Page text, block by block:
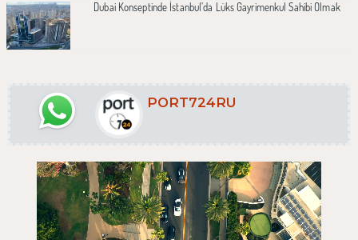
Dubai Konseptinde İstanbul’da Lüks Gayrimenkul Sahibi Olmak
PORT724RU